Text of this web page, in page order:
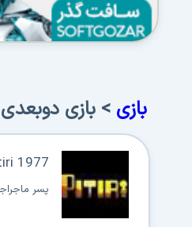
بازی > بازی دوبعدی
1977
پسر